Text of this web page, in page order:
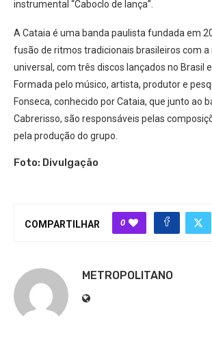
instrumental “Caboclo de lança”.
A Cataia é uma banda paulista fundada em
fusão de ritmos tradicionais brasileiros com a
universal, com três discos lançados no Brasil
Formada pelo músico, artista, produtor e
Fonseca, conhecido por Cataia, que junto ao
Cabrerisso, são responsáveis pelas
pela produção do grupo.
Foto: Divulgação
COMPARTILHAR 0
METROPOLITANO